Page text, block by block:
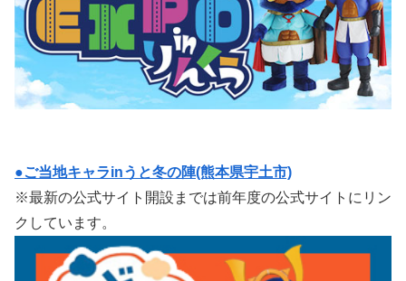
●ご当地キャラinうと冬の陣(熊本県宇土市)
※最新の公式サイト開設までは前年度の公式サイトにリン
クしています。